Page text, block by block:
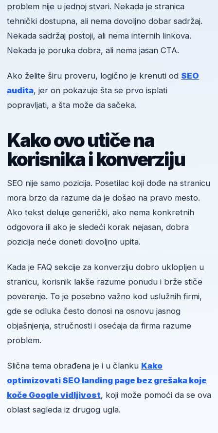
problem nije u jednoj stvari. Nekada je stranica
tehnički dostupna, ali nema dovoljno dobar sadržaj.
Nekada sadržaj postoji, ali nema internih linkova.
Nekada je poruka dobra, ali nema jasan CTA.
Ako želite širu proveru, logično je krenuti od SEO
audita, jer on pokazuje šta se prvo isplati
popravljati, a šta može da sačeka.
Kako ovo utiče na
korisnika i konverziju
SEO nije samo pozicija. Posetilac koji dođe na stranicu
mora brzo da razume da je došao na pravo mesto.
Ako tekst deluje generički, ako nema konkretnih
odgovora ili ako je sledeći korak nejasan, dobra
pozicija neće doneti dovoljno upita.
Kada je FAQ sekcije za konverziju dobro uklopljen u
stranicu, korisnik lakše razume ponudu i brže stiče
poverenje. To je posebno važno kod uslužnih firmi,
gde se odluka često donosi na osnovu jasnog
objašnjenja, stručnosti i osećaja da firma razume
problem.
Slična tema obrađena je i u članku Kako
optimizovati SEO landing page bez grešaka koje
koče Google vidljivost, koji može pomoći da se ova
oblast sagleda iz drugog ugla.